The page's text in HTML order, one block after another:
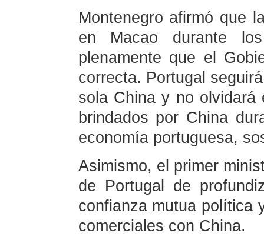
Montenegro afirmó que
en Macao durante
plenamente que el
correcta. Portugal
sola China y no
brindados por China
economía portuguesa,
Asimismo, el primer
de Portugal de
confianza mutua política
comerciales con China.